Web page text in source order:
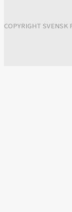
COPYRIGHT SVENSK